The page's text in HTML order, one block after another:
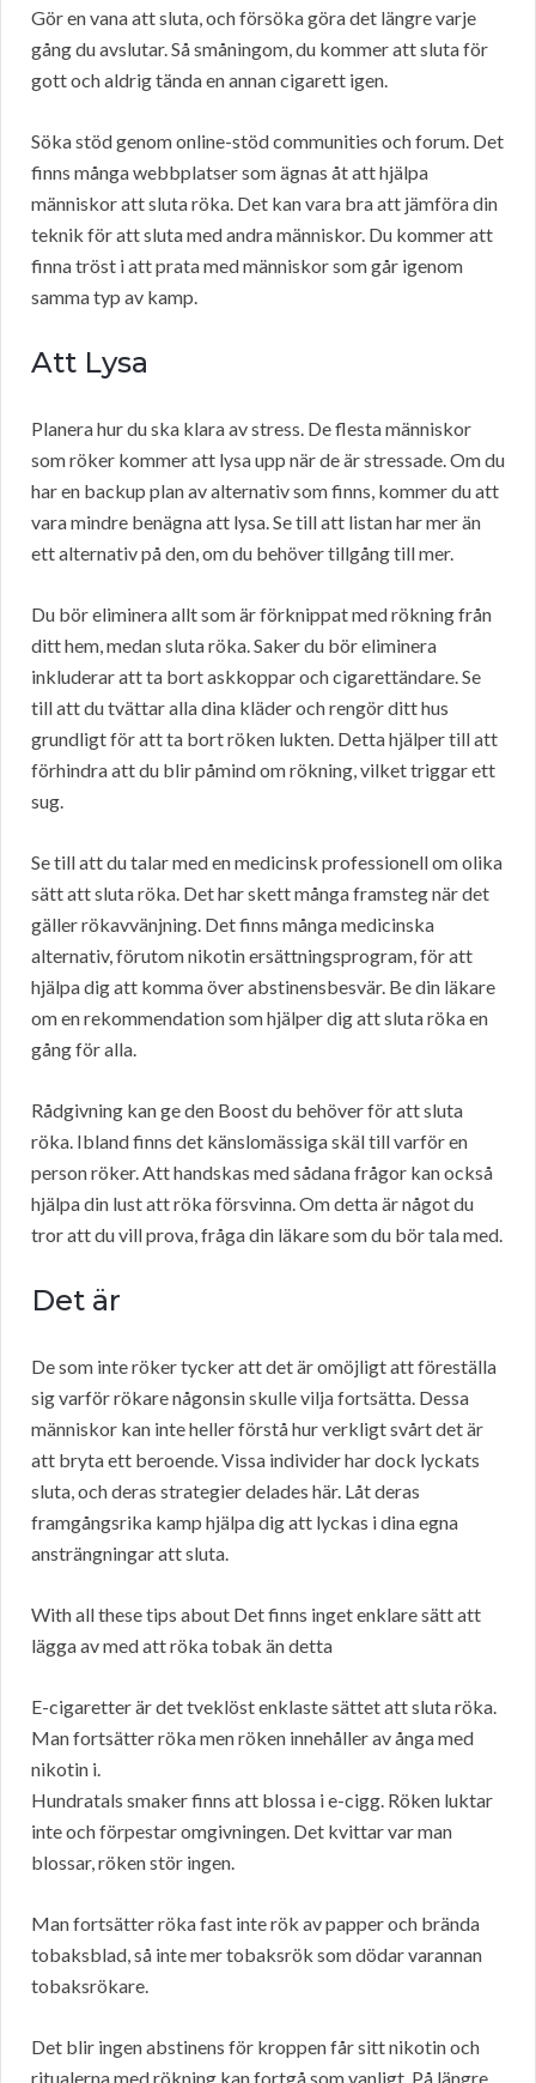
Gör en vana att sluta, och försöka göra det längre varje
gång du avslutar. Så småningom, du kommer att sluta för
gott och aldrig tända en annan cigarett igen.
Söka stöd genom online-stöd communities och forum. Det
finns många webbplatser som ägnas åt att hjälpa
människor att sluta röka. Det kan vara bra att jämföra din
teknik för att sluta med andra människor. Du kommer att
finna tröst i att prata med människor som går igenom
samma typ av kamp.
Att Lysa
Planera hur du ska klara av stress. De flesta människor
som röker kommer att lysa upp när de är stressade. Om du
har en backup plan av alternativ som finns, kommer du att
vara mindre benägna att lysa. Se till att listan har mer än
ett alternativ på den, om du behöver tillgång till mer.
Du bör eliminera allt som är förknippat med rökning från
ditt hem, medan sluta röka. Saker du bör eliminera
inkluderar att ta bort askkoppar och cigarettändare. Se
till att du tvättar alla dina kläder och rengör ditt hus
grundligt för att ta bort röken lukten. Detta hjälper till att
förhindra att du blir påmind om rökning, vilket triggar ett
sug.
Se till att du talar med en medicinsk professionell om olika
sätt att sluta röka. Det har skett många framsteg när det
gäller rökavvänjning. Det finns många medicinska
alternativ, förutom nikotin ersättningsprogram, för att
hjälpa dig att komma över abstinensbesvär. Be din läkare
om en rekommendation som hjälper dig att sluta röka en
gång för alla.
Rådgivning kan ge den Boost du behöver för att sluta
röka. Ibland finns det känslomässiga skäl till varför en
person röker. Att handskas med sådana frågor kan också
hjälpa din lust att röka försvinna. Om detta är något du
tror att du vill prova, fråga din läkare som du bör tala med.
Det är
De som inte röker tycker att det är omöjligt att föreställa
sig varför rökare någonsin skulle vilja fortsätta. Dessa
människor kan inte heller förstå hur verkligt svårt det är
att bryta ett beroende. Vissa individer har dock lyckats
sluta, och deras strategier delades här. Låt deras
framgångsrika kamp hjälpa dig att lyckas i dina egna
ansträngningar att sluta.
With all these tips about Det finns inget enklare sätt att
lägga av med att röka tobak än detta
E-cigaretter är det tveklöst enklaste sättet att sluta röka.
Man fortsätter röka men röken innehåller av ånga med
nikotin i.
Hundratals smaker finns att blossa i e-cigg. Röken luktar
inte och förpestar omgivningen. Det kvittar var man
blossar, röken stör ingen.
Man fortsätter röka fast inte rök av papper och brända
tobaksblad, så inte mer tobaksrök som dödar varannan
tobaksrökare.
Det blir ingen abstinens för kroppen får sitt nikotin och
ritualerna med rökning kan fortgå som vanligt. På längre